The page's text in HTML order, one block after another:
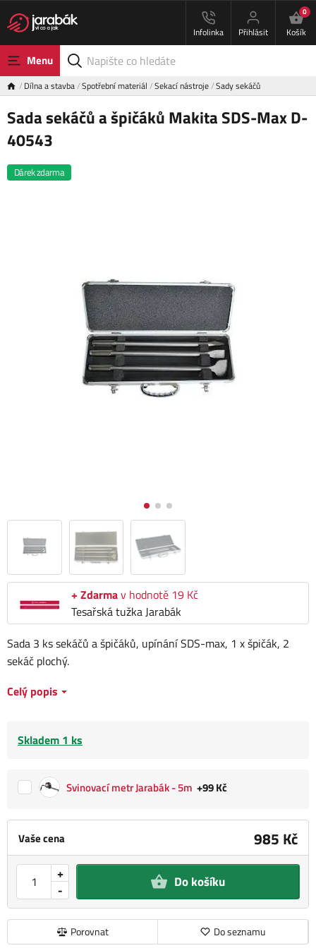
Infolinka Přihlásit
0
Košík
Menu
Dílna a stavba Spotřební materiál Sekací nástroje Sady sekáčů
Sada sekáčů a špičáků Makita SDS-Max D-
40543
Dárek zdarma
+ Zdarmav hodnotě 19 Kč
Tesařská tužka Jarabák
Vaše cena 985 Kč
-
+ Do košíku
Porovnat Do seznamu
Sada 3 ks sekáčů a špičáků, upínání SDS-max, 1 x špičák, 2
sekáč plochý.
Celý popis
Skladem 1 ks
Svinovací metr Jarabák - 5m +99 Kč